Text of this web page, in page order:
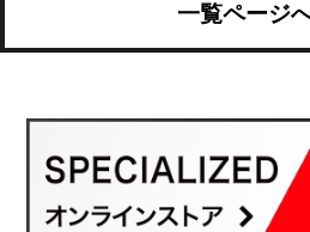
一覧ページ